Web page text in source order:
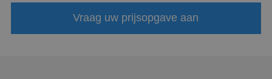
Vraag uw prijsopgave aan